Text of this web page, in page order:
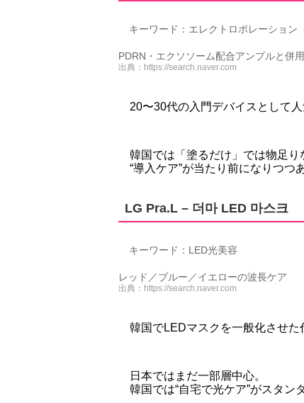
キーワード：エレクトロポレーション
PDRN・エクソソーム配合アンプルと併用
出典： https://search.naver.com
20〜30代の入門デバイスとして
韓国では「塗るだけ」では物足り
“導入ケア”が当たり前になりつつ
LG Pra.L – 더마 LED 마스크
キーワード：LED光美容
レッド／ブルー／イエローの波長ケア
出典： https://search.naver.com
韓国でLEDマスクを一般化させた
日本ではまだ一部層中心。
韓国では“自宅で光ケア”がスタン